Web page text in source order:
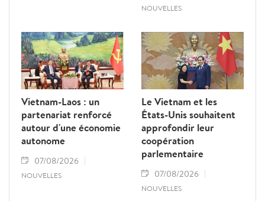
NOUVELLES
Vietnam-Laos : un
partenariat renforcé
autour d'une économie
autonome
07/08/2026
NOUVELLES
Le Vietnam et les
États-Unis souhaitent
approfondir leur
coopération
parlementaire
07/08/2026
NOUVELLES